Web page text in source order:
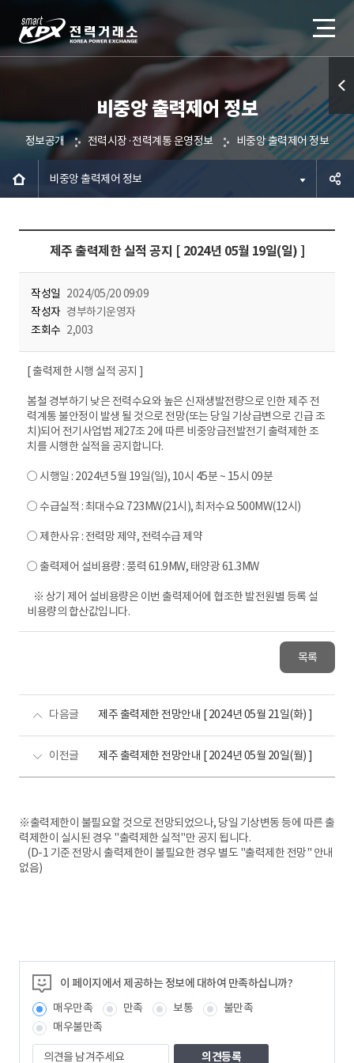
비중앙 출력제어 정보
정보공개 전력시장·전력계통 운영정보 비중앙 출력제어 정보
비중앙 출력제어 정보
제주 출력제한 실적 공지 [ 2024년 05월 19일(일) ]
작성일 2024/05/20 09:09
작성자 경부하기운영자
조회수 2,003
[ 출력제한 시행 실적 공지 ]
봄철 경부하기 낮은 전력수요와 높은 신재생발전량으로 인한 제주 전
력계통 불안정이 발생 될 것으로 전망(또는 당일 기상급변으로 긴급 조
치)되어 전기사업법 제27조 2에 따른 비중앙급전발전기 출력제한 조
치를 시행한 실적을 공지합니다.
○ 시행일 : 2024년 5월 19일(일), 10시 45분 ~ 15시 09분
○ 수급실적 : 최대수요 723MW(21시), 최저수요 500MW(12시)
○ 제한사유 : 전력망 제약, 전력수급 제약
○ 출력제어 설비용량 : 풍력 61.9MW, 태양광 61.3MW
※ 상기 제어 설비용량은 이번 출력제어에 협조한 발전원별 등록 설
비용량의 합산값입니다.
목록
다음글 제주 출력제한 전망안내 [ 2024년 05월 21일(화) ]
이전글 제주 출력제한 전망안내 [ 2024년 05월 20일(월) ]
※출력제한이 불필요할 것으로 전망되었으나, 당일 기상변동 등에 따른 출
력제한이 실시된 경우 "출력제한 실적"만 공지 됩니다.
(D-1 기준 전망시 출력제한이 불필요한 경우 별도 "출력제한 전망" 안내
없음)
이 페이지에서 제공하는 정보에 대하여 만족하십니까?
매우만족
만족 보통
불만족
매우불만족
의
퀵메
뉴 열
기